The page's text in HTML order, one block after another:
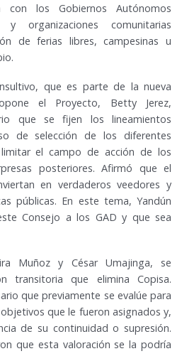
con los Gobiernos Autónomos
y organizaciones comunitarias
de ferias libres, campesinas u
que es parte de la nueva
el Proyecto, Betty Jerez,
que se fijen los lineamientos
de selección de los diferentes
el campo de acción de los
posteriores. Afirmó que el
en verdaderos veedores y
públicas. En este tema, Yandún
Consejo a los GAD y que sea
Muñoz y César Umajinga, se
transitoria que elimina Copisa.
que previamente se evalúe para
que le fueron asignados y,
de su continuidad o supresión.
que esta valoración se la podría